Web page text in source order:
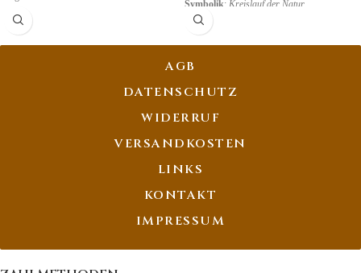
Symbolik: Kreislauf der Natur
AGB
DATENSCHUTZ
WIDERRUF
VERSANDKOSTEN
LINKS
KONTAKT
IMPRESSUM